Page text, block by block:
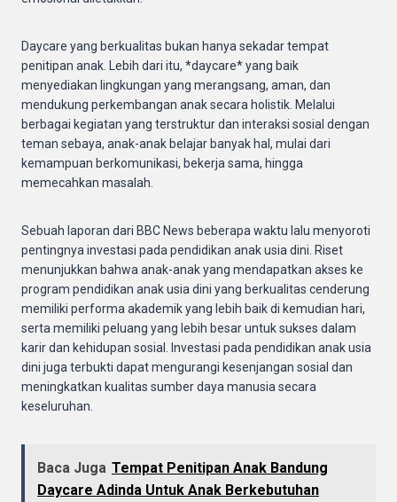
Daycare yang berkualitas bukan hanya sekadar tempat
penitipan anak. Lebih dari itu, *daycare* yang baik
menyediakan lingkungan yang merangsang, aman, dan
mendukung perkembangan anak secara holistik. Melalui
berbagai kegiatan yang terstruktur dan interaksi sosial dengan
teman sebaya, anak-anak belajar banyak hal, mulai dari
kemampuan berkomunikasi, bekerja sama, hingga
memecahkan masalah.
Sebuah laporan dari BBC News beberapa waktu lalu menyoroti
pentingnya investasi pada pendidikan anak usia dini. Riset
menunjukkan bahwa anak-anak yang mendapatkan akses ke
program pendidikan anak usia dini yang berkualitas cenderung
memiliki performa akademik yang lebih baik di kemudian hari,
serta memiliki peluang yang lebih besar untuk sukses dalam
karir dan kehidupan sosial. Investasi pada pendidikan anak usia
dini juga terbukti dapat mengurangi kesenjangan sosial dan
meningkatkan kualitas sumber daya manusia secara
keseluruhan.
Baca Juga Tempat Penitipan Anak Bandung
Daycare Adinda Untuk Anak Berkebutuhan